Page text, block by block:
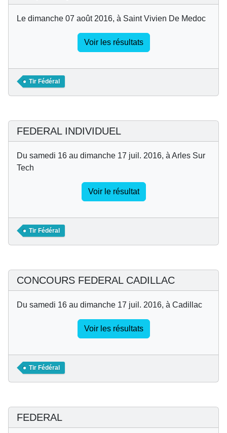
Le dimanche 07 août 2016, à Saint Vivien De Medoc
Voir les résultats
Tir Fédéral
FEDERAL INDIVIDUEL
Du samedi 16 au dimanche 17 juil. 2016, à Arles Sur
Tech
Voir le résultat
Tir Fédéral
CONCOURS FEDERAL CADILLAC
Du samedi 16 au dimanche 17 juil. 2016, à Cadillac
Voir les résultats
Tir Fédéral
FEDERAL